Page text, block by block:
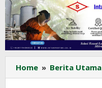
Home » Berita Utama